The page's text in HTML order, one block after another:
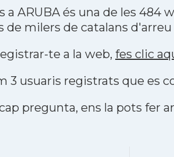
a ARUBA és una de les 484
de milers de catalans
te a la web, fes clic
3 usuaris registrats que es
pregunta, ens la pots fer